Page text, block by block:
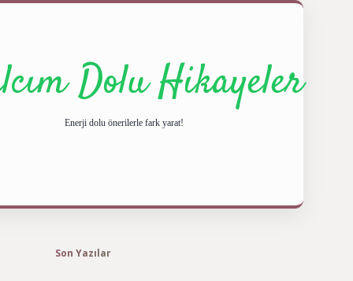
Dolu Hikayeler
Enerji dolu önerilerle fark yarat!
Son Yazılar